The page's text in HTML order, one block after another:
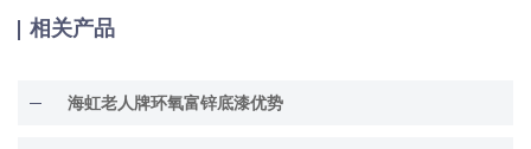
相关产品
海虹老人牌环氧富锌底漆优势